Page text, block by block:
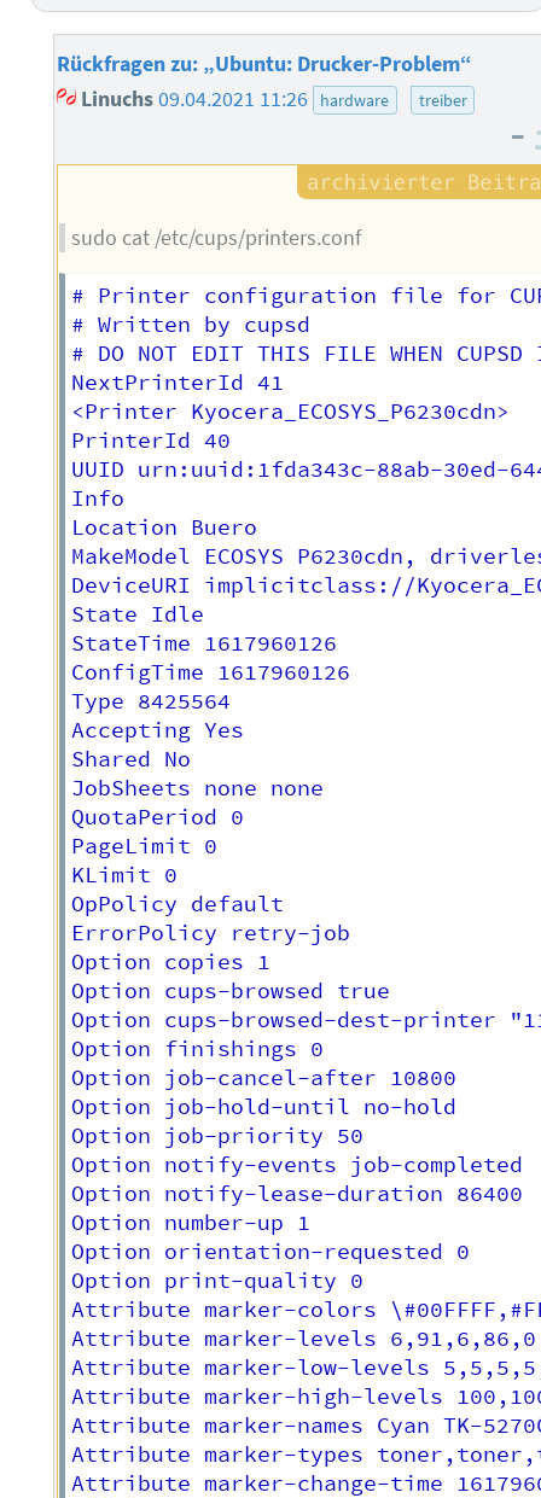
Rückfragen zu: „Ubuntu: Drucker-Problem“
Linuchs09.04.2021 11:26 hardware treiber
–
sudo cat /etc/cups/printers.conf
# Printer configuration file for
# Written by cupsd
# DO NOT EDIT THIS FILE WHEN CUPSD
NextPrinterId 41
<Printer Kyocera_ECOSYS_P6230cdn>
PrinterId 40
UUID urn:uuid:1fda343c-88ab-30ed-
Info
Location Buero
MakeModel ECOSYS P6230cdn,
DeviceURI implicitclass://
State Idle
StateTime 1617960126
ConfigTime 1617960126
Type 8425564
Accepting Yes
Shared No
JobSheets none none
QuotaPeriod 0
PageLimit 0
KLimit 0
OpPolicy default
ErrorPolicy retry-job
Option copies 1
Option cups-browsed true
Option cups-browsed-dest-printer
Option finishings 0
Option job-cancel-after 10800
Option job-hold-until no-hold
Option job-priority 50
Option notify-events job-completed
Option notify-lease-duration 86400
Option number-up 1
Option orientation-requested 0
Option print-quality 0
Attribute marker-colors
Attribute marker-levels 6,91,6,86,0
Attribute marker-low-levels
Attribute marker-high-levels
Attribute marker-names Cyan TK-
Attribute marker-types
Attribute marker-change-time